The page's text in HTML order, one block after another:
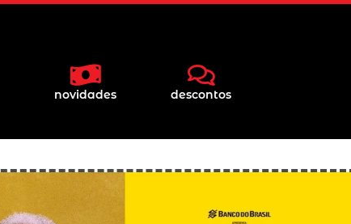
novidades descontos